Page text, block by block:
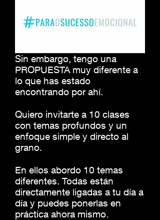
Sin embargo, tengo una
PROPUESTA muy diferente a
lo que has estado
encontrando por ahí.
Quiero invitarte a 10 clases
con temas profundos y un
enfoque simple y directo al
grano.
En ellos abordo 10 temas
diferentes. Todas están
directamente ligadas a tu día a
día y puedes ponerlas en
práctica ahora mismo.